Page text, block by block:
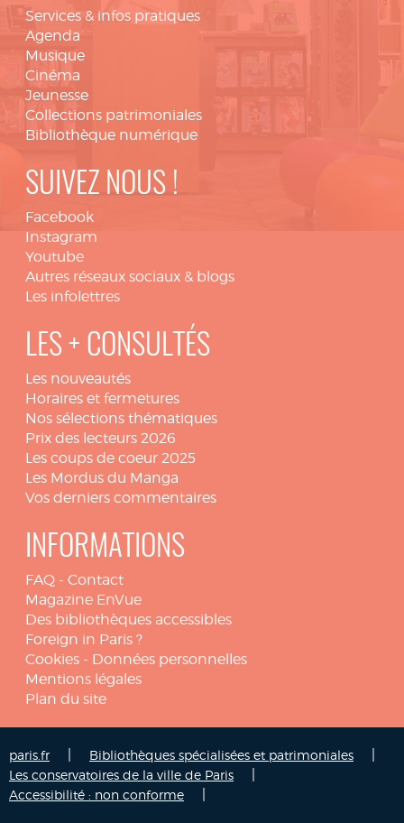
Services & infos pratiques
Agenda
Musique
Cinéma
Jeunesse
Collections patrimoniales
Bibliothèque numérique
SUIVEZ NOUS !
Facebook
Instagram
Youtube
Autres réseaux sociaux & blogs
Les infolettres
LES + CONSULTÉS
Les nouveautés
Horaires et fermetures
Nos sélections thématiques
Prix des lecteurs 2026
Les coups de coeur 2025
Les Mordus du Manga
Vos derniers commentaires
INFORMATIONS
FAQ - Contact
Magazine EnVue
Des bibliothèques accessibles
Foreign in Paris ?
Cookies - Données personnelles
Mentions légales
Plan du site
paris.fr Bibliothèques spécialisées et patrimoniales
Les conservatoires de la ville de Paris
Accessibilité : non conforme